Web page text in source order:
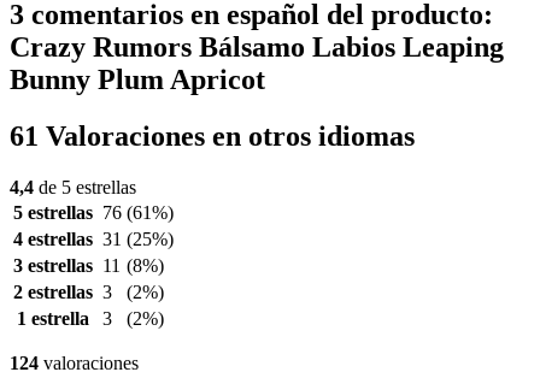
3 comentarios en español del producto:
Crazy Rumors Bálsamo Labios Leaping
Bunny Plum Apricot
61 Valoraciones en otros idiomas
4,4 de 5 estrellas
5 estrellas 76 (61%)
4 estrellas 31 (25%)
3 estrellas 11 (8%)
2 estrellas 3
(2%)
1 estrella
3 (2%)
124 valoraciones